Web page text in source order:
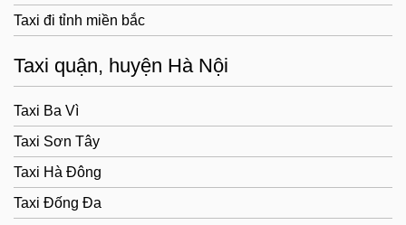
Taxi đi tỉnh miền bắc
Taxi quận, huyện Hà Nội
Taxi Ba Vì
Taxi Sơn Tây
Taxi Hà Đông
Taxi Đống Đa